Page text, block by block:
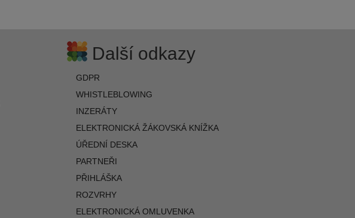
Další odkazy
GDPR
WHISTLEBLOWING
INZERÁTY
ELEKTRONICKÁ ŽÁKOVSKÁ KNÍŽKA
ÚŘEDNÍ DESKA
PARTNEŘI
PŘIHLÁŠKA
ROZVRHY
ELEKTRONICKÁ OMLUVENKA